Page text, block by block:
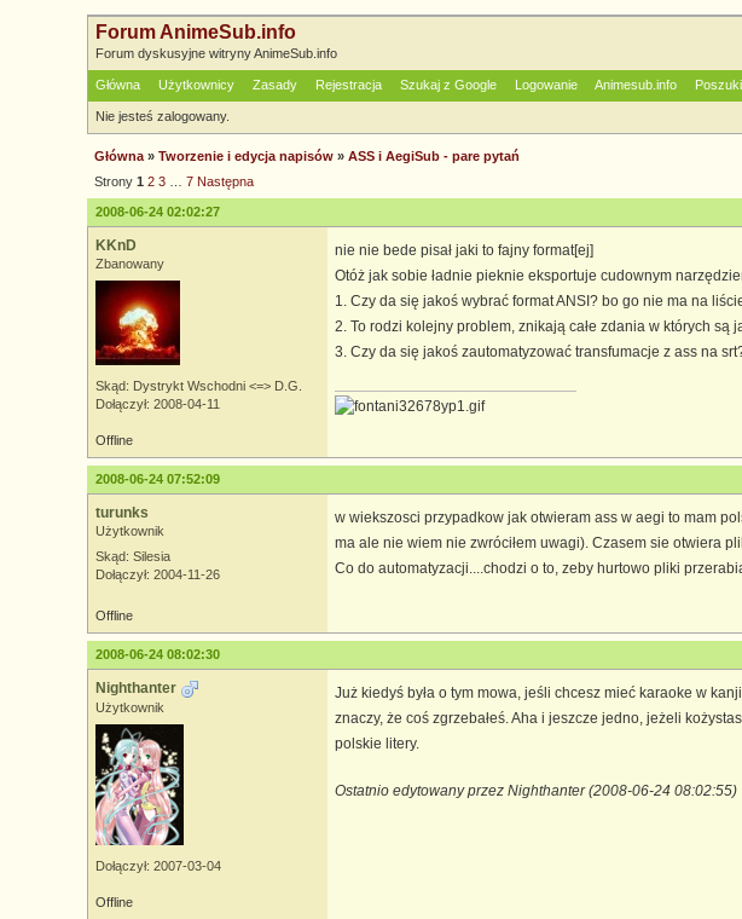
Forum AnimeSub.info
Forum dyskusyjne witryny AnimeSub.info
Główna Użytkownicy Zasady Rejestracja Szukaj z Google Logowanie Animesub.info
Nie jesteś zalogowany.
Główna » Tworzenie i edycja napisów » ASS i AegiSub - pare pytań
Strony 1 2 3 7 Następna
2008-06-24 02:02:27
KKnD
Zbanowany
Skąd: Dystrykt Wschodni <=> D.G.
Dołączył: 2008-04-11
nie nie bede pisał jaki to fajny format[ej]
Otóż jak sobie ładnie pieknie eksportuje cudownym
1. Czy da się jakoś wybrać format ANSI? bo go nie ma na
2. To rodzi kolejny problem, znikają całe zdania w których są
3. Czy da się jakoś zautomatyzować transfumacje z ass na
Offline
2008-06-24 07:52:09
turunks
Użytkownik
Skąd: Silesia
Dołączył: 2004-11-26
w wiekszosci przypadkow jak otwieram ass w aegi to mam
ma ale nie wiem nie zwróciłem uwagi). Czasem sie otwiera
Co do automatyzacji....chodzi o to, zeby hurtowo pliki
Offline
2008-06-24 08:02:30
Nighthanter
Użytkownik
Dołączył: 2007-03-04
Już kiedyś była o tym mowa, jeśli chcesz mieć karaoke w
znaczy, że coś zgrzebałeś. Aha i jeszcze jedno, jeżeli
polskie litery.
Ostatnio edytowany przez Nighthanter (2008-06-24 08:02:55)
Offline